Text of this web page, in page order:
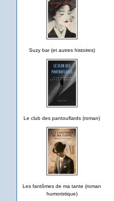
Suzy bar (et autres histoires)
Le club des pantouflards (roman)
Les fantômes de ma tante (roman
humoristique)